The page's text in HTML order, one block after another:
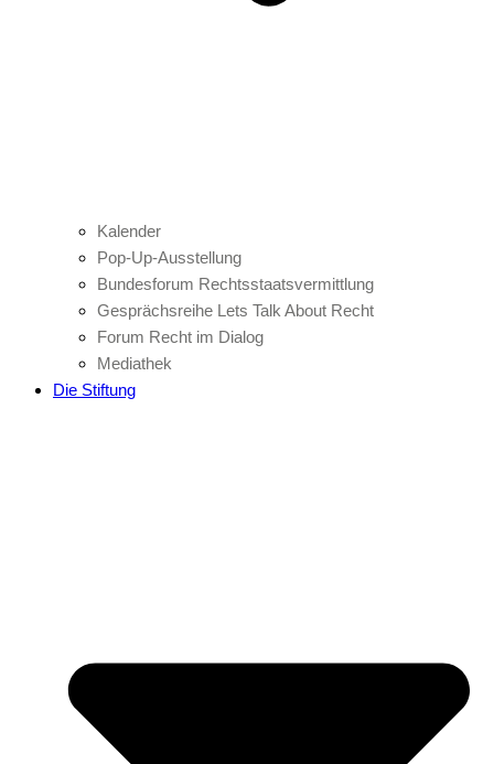
Kalender
Pop-Up-Ausstellung
Bundesforum Rechtsstaatsvermittlung
Gesprächsreihe Lets Talk About Recht
Forum Recht im Dialog
Mediathek
Die Stiftung